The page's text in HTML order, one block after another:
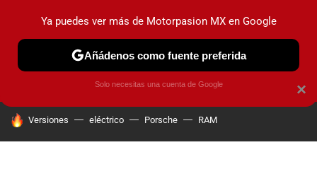
PRUEBAS INDUSTRIA HOY NO CIRCULA
HOY SE HABLA DE
Versiones eléctrico Porsche RAM
×
Ya puedes ver más de Motorpasion MX en Google
Añádenos como fuente preferida
Solo necesitas una cuenta de Google